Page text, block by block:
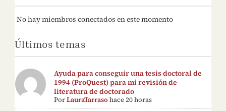
No hay miembros conectados en este momento
Últimos temas
Ayuda para conseguir una tesis doctoral de
1994 (ProQuest) para mi revisión de
literatura de doctorado
PorLauraTarraso hace 20 horas